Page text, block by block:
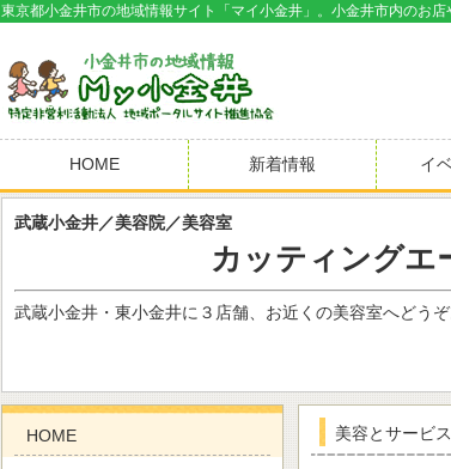
東京都小金井市の地域情報サイト「マイ小金井」。小金井市内のお
HOME
新着情報 イ
武蔵小金井／美容院／美容室
カッティングエ
武蔵小金井・東小金井に３店舗、お近くの美容室へどうぞ
美容とサービ
HOME